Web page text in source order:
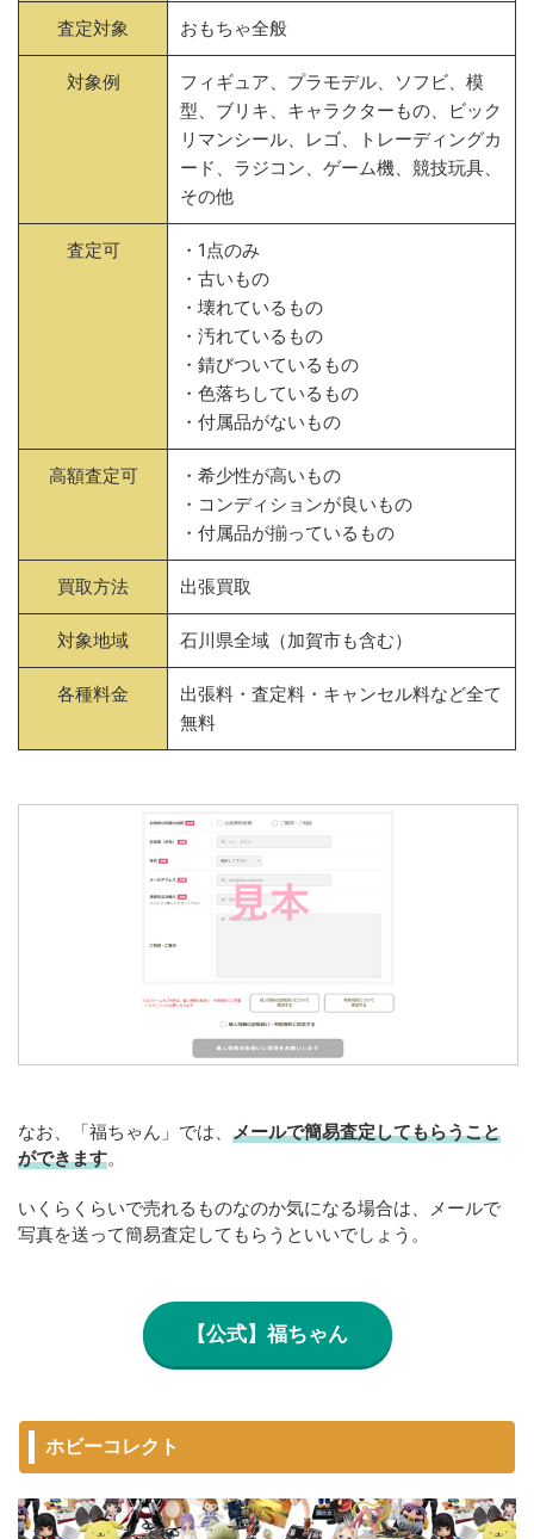
査定対象 おもちゃ全般
対象例
フィギュア、プラモデル、ソフビ、模
型、ブリキ、キャラクターもの、ビック
リマンシール、レゴ、トレーディングカ
ード、ラジコン、ゲーム機、競技玩具、
その他
査定可
・1点のみ
・古いもの
・壊れているもの
・汚れているもの
・錆びついているもの
・色落ちしているもの
・付属品がないもの
高額査定可
・希少性が高いもの
・コンディションが良いもの
・付属品が揃っているもの
買取方法 出張買取
対象地域 石川県全域（加賀市も含む）
各種料金
出張料・査定料・キャンセル料など全て
無料
なお、「福ちゃん」では、 メールで簡易査定してもらうこと
ができます。
いくらくらいで売れるものなのか気になる場合は、メールで
写真を送って簡易査定してもらうといいでしょう。
【公式】福ちゃん
ホビーコレクト